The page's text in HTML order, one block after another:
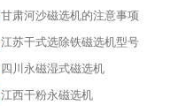
甘肃河沙磁选机的注意事项
江苏干式选除铁磁选机型号
四川永磁湿式磁选机
江西干粉永磁选机